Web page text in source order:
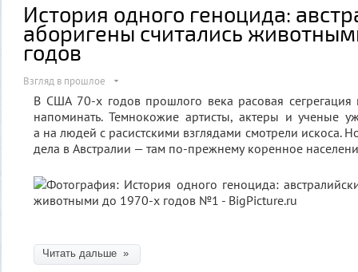
История одного геноцида:
аборигены считались
годов
Взгляд в прошлое
В США 70-х годов прошлого века расовая сегрегация
напоминать. Темнокожие артисты, актеры и ученые
а на людей с расистскими взглядами смотрели искоса.
дела в Австралии — там по-прежнему коренное
Читать дальше »